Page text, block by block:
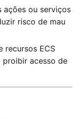
ações ou serviços
risco de mau
recursos ECS
proibir acesso de